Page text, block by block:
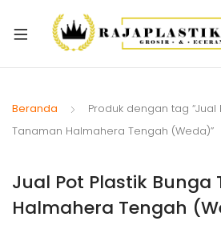
Beranda
Produk dengan tag “Jual
Tanaman Halmahera Tengah (Weda)”
Jual Pot Plastik Bunga
Halmahera Tengah